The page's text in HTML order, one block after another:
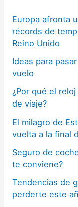
Europa afronta
récords de
Reino Unido
Ideas para
vuelo
¿Por qué el
de viaje?
El milagro de
vuelta a la final
Seguro de
te conviene?
Tendencias de
perderte este